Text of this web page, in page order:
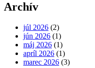
Archív
júl 2026 (2)
jún 2026 (1)
máj 2026 (1)
apríl 2026 (1)
marec 2026 (3)